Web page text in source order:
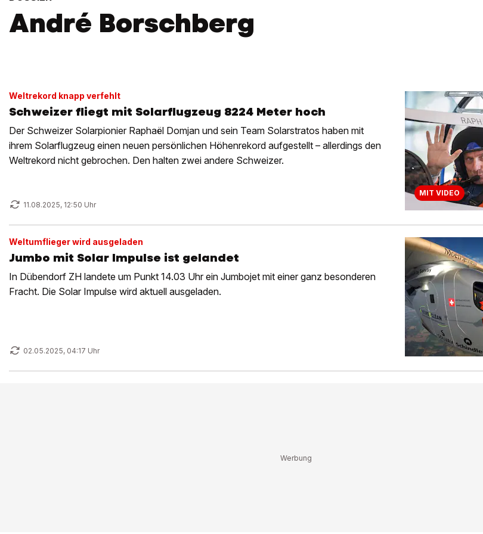
André Borschberg
Weltrekord knapp verfehlt
Schweizer fliegt mit Solarflugzeug 8224 Meter hoch
Der Schweizer Solarpionier Raphaël Domjan und sein Team Solarstratos haben mit
ihrem Solarflugzeug einen neuen persönlichen Höhenrekord aufgestellt – allerdings den
Weltrekord nicht gebrochen. Den halten zwei andere Schweizer.
11.08.2025, 12:50 Uhr
MIT VIDEO
Weltumflieger wird ausgeladen
Jumbo mit Solar Impulse ist gelandet
In Dübendorf ZH landete um Punkt 14.03 Uhr ein Jumbojet mit einer ganz besonderen
Fracht. Die Solar Impulse wird aktuell ausgeladen.
02.05.2025, 04:17 Uhr